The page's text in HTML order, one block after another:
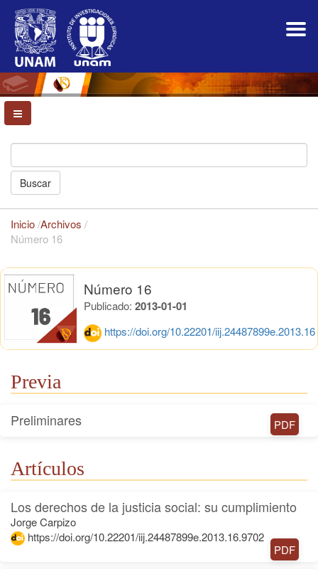
Navegación
principal
Contenido
principal
Barra
lateral
Buscar
Inicio/Archivos /
Número 16
Número 16
Publicado: 2013-01-01
https://doi.org/10.22201/iij.24487899e.2013.16
Previa
Preliminares PDF
Artículos
Los derechos de la justicia social: su cumplimiento
Jorge Carpizo
https://doi.org/10.22201/iij.24487899e.2013.16.9702
PDF